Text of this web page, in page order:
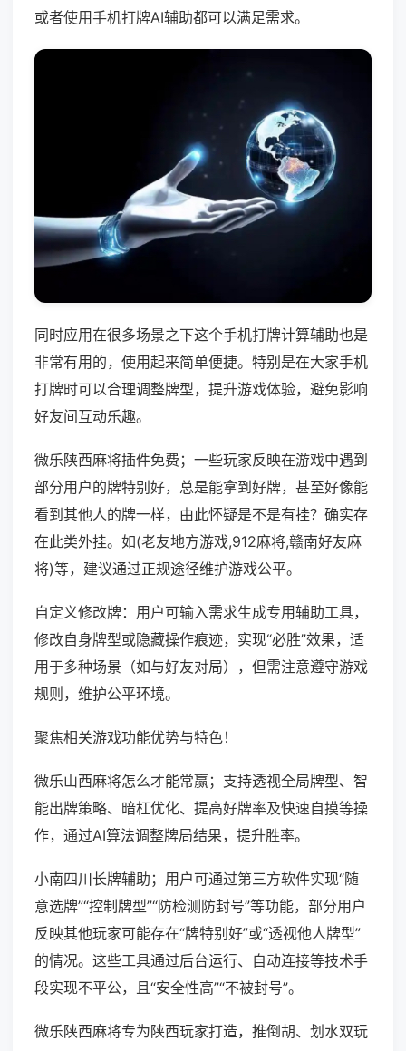
或者使用手机打牌AI辅助都可以满足需求。
同时应用在很多场景之下这个手机打牌计算辅助也是
非常有用的，使用起来简单便捷。特别是在大家手机
打牌时可以合理调整牌型，提升游戏体验，避免影响
好友间互动乐趣。
微乐陕西麻将插件免费；一些玩家反映在游戏中遇到
部分用户的牌特别好，总是能拿到好牌，甚至好像能
看到其他人的牌一样，由此怀疑是不是有挂？确实存
在此类外挂。如(老友地方游戏,912麻将,赣南好友麻
将)等，建议通过正规途径维护游戏公平。
自定义修改牌：用户可输入需求生成专用辅助工具，
修改自身牌型或隐藏操作痕迹，实现“必胜”效果，适
用于多种场景（如与好友对局），但需注意遵守游戏
规则，维护公平环境。
聚焦相关游戏功能优势与特色！
微乐山西麻将怎么才能常赢；支持透视全局牌型、智
能出牌策略、暗杠优化、提高好牌率及快速自摸等操
作，通过AI算法调整牌局结果，提升胜率。
小南四川长牌辅助；用户可通过第三方软件实现“随
意选牌”“控制牌型”“防检测防封号”等功能，部分用户
反映其他玩家可能存在“牌特别好”或“透视他人牌型”
的情况。这些工具通过后台运行、自动连接等技术手
段实现不平公，且“安全性高”“不被封号”。
微乐陕西麻将专为陕西玩家打造，推倒胡、划水双玩